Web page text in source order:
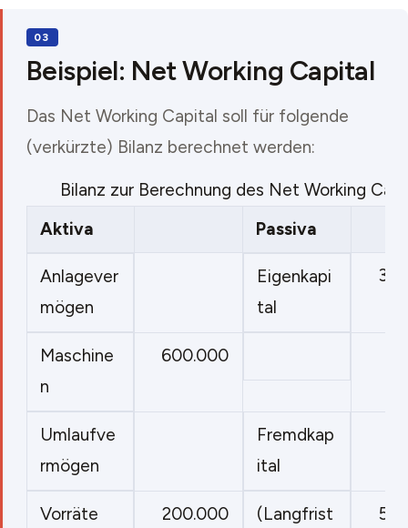
Beispiel: Net Working Capital
Das Net Working Capital soll für folgende
(verkürzte) Bilanz berechnet werden:
Bilanz zur Berechnung des Net Working
Aktiva
Passiva
Anlagever
mögen
Eigenkapi
tal
Maschine
n
600.000
Umlaufve
rmögen
Fremdkap
ital
Vorräte 200.000 (Langfrist